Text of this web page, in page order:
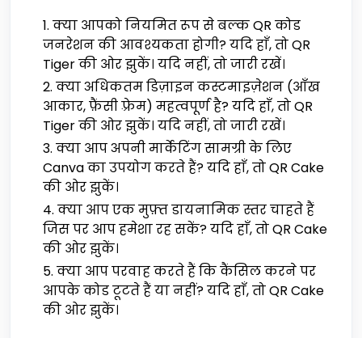
क्या आपको नियमित रूप से बल्क QR कोड
जनरेशन की आवश्यकता होगी? यदि हाँ, तो QR
Tiger की ओर झुकें। यदि नहीं, तो जारी रखें।
क्या अधिकतम डिज़ाइन कस्टमाइज़ेशन (आँख
आकार, फ़ैंसी फ़्रेम) महत्वपूर्ण है? यदि हाँ, तो QR
Tiger की ओर झुकें। यदि नहीं, तो जारी रखें।
क्या आप अपनी मार्केटिंग सामग्री के लिए
Canva का उपयोग करते हैं? यदि हाँ, तो QR Cake
की ओर झुकें।
क्या आप एक मुफ़्त डायनामिक स्तर चाहते हैं
जिस पर आप हमेशा रह सकें? यदि हाँ, तो QR Cake
की ओर झुकें।
क्या आप परवाह करते हैं कि कैंसिल करने पर
आपके कोड टूटते हैं या नहीं? यदि हाँ, तो QR Cake
की ओर झुकें।